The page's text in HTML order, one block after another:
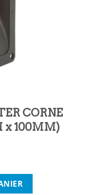
CORNE
x 100MM)
RECTANGLE